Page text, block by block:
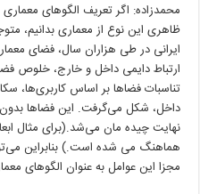
محمدزاده: اگر تعریف الگوهای معماری
ظاهری این نوع از معماری بدانیم،
ایرانی در طی هزاران سال، فضای
ارتباط دایمی داخل و خارج، خلوص
تناسبات فضاها بر اساس کاربری‌ها،
داخل، شکل می‌گرفت. این فضاها بدون
نهایت چیده مان می‌شد.(برای مثال
هماهنگ می شده است.) بنابراین
مجزا این عوامل به عنوان الگوهای